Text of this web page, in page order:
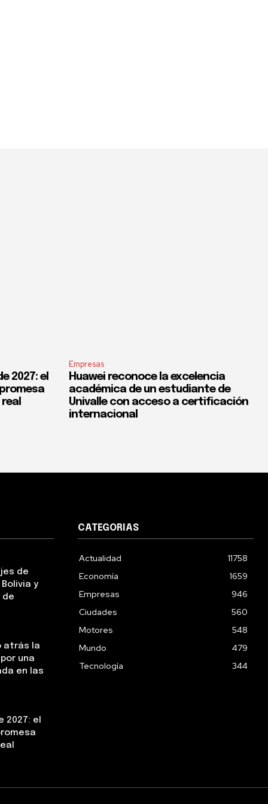
2027: el
Empresas
Huawei reconoce la excelencia
académica de un estudiante de
Univalle con acceso a certificación
internacional
de
y
de
atrás la
una
en las
2027: el
CATEGORIAS
Actualidad
11758
Economía
1659
Empresas
946
Ciudades
560
Motores
548
Mundo
479
Tecnología
344